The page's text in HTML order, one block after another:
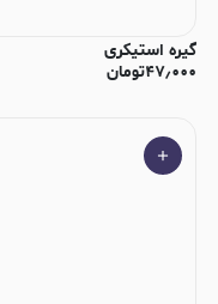
گیره استیکری
۴۷٫۰۰۰تومان